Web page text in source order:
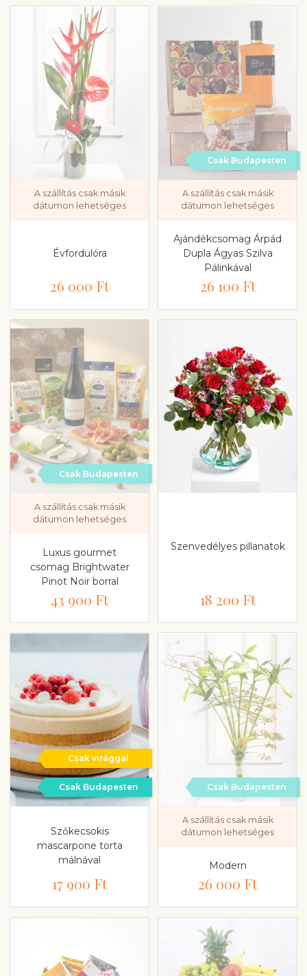
A szállítás csak másik
dátumon lehetséges
Évfordulóra
26 000 Ft
Csak Budapesten
A szállítás csak másik
dátumon lehetséges
Ajándékcsomag Árpád
Dupla Ágyas Szilva
Pálinkával
26 100 Ft
Csak Budapesten
A szállítás csak másik
dátumon lehetséges
Luxus gourmet
csomag Brightwater
Pinot Noir borral
43 900 Ft
Szenvedélyes pillanatok
18 200 Ft
Csak virággal
Csak Budapesten
Szőkecsokis
mascarpone torta
málnával
17 900 Ft
Csak Budapesten
A szállítás csak másik
dátumon lehetséges
Modern
26 000 Ft